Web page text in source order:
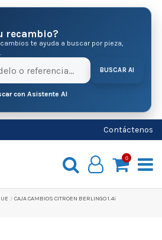
recambio?
te ayuda a buscar por pieza,
BUSCAR AI
con Asistente AI
Contáctenos
0
CAJA CAMBIOS CITROEN BERLINGO 1.4i